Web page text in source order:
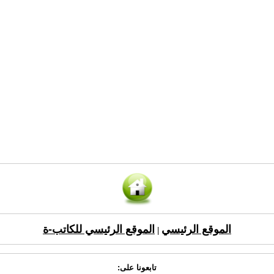
الموقع الرئيسي الموقع الرئيسي للكاتب-ة
تابعونا على: